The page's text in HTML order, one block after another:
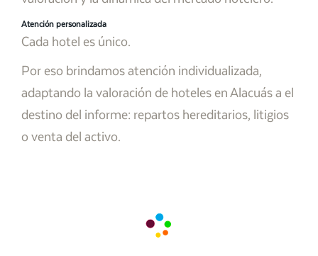
Atención personalizada
Cada hotel es único.
Por eso brindamos atención individualizada,
adaptando la valoración de hoteles en Alacuás a el
destino del informe: repartos hereditarios, litigios
o venta del activo.